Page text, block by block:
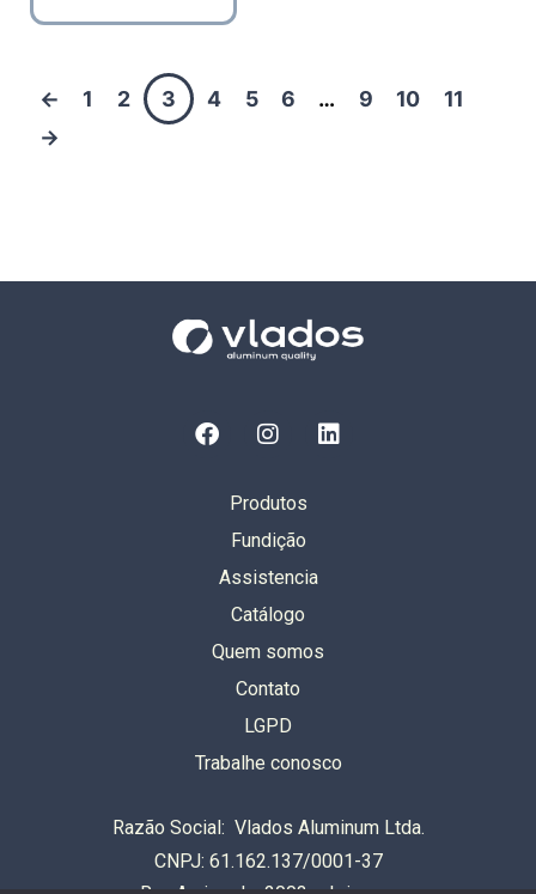
← 1 2 3 4 5 6 … 9 10
11
→
Produtos
Fundição
Assistencia
Catálogo
Quem somos
Contato
LGPD
Trabalhe conosco
Razão Social: Vlados Aluminum Ltda.
CNPJ: 61.162.137/0001-37